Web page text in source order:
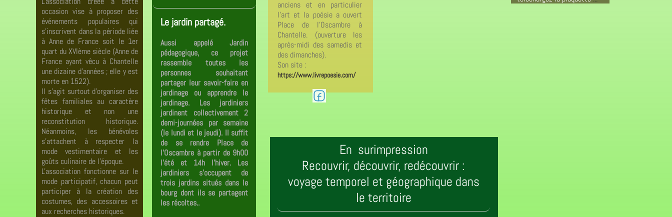
occasion vise à proposer des
événements populaires qui
s’inscrivent dans la période liée
à Anne de France soit le 1er
quart du XVIème siècle (Anne de
France ayant vêcu à Chantelle
une dizaine d'années ; elle y est
morte en 1522).
Il s'agit surtout d'organiser des
fêtes familiales au caractère
historique et non une
reconstitution historique.
Néanmoins, les bénévoles
s'attachent à respecter la
mode vestimentaire et les
goûts culinaire de l'époque.
L'association fonctionne sur le
mode participatif, chacun peut
participer à la création des
costumes, des accessoires et
aux recherches historiques.
anciens et en particulier
l'art et la poésie a ouvert
Place de l'Oscambre à
Chantelle. (ouverture les
après-midi des samedis et
des dimanches).
Son site :
https://www.livrepoesie.com/
Le jardin partagé.
Aussi appelé Jardin
pédagogique, ce projet
rassemble toutes les
personnes souhaitant
partager leur savoir-faire en
jardinage ou apprendre le
jardinage. Les jardiniers
jardinent collectivement 2
demi-journées par semaine
(le lundi et le jeudi). Il suffit
de se rendre Place de
l'Oscambre à partir de 9h00
l'été et 14h l'hiver. Les
jardiniers s'occupent de
trois jardins situés dans le
bourg dont ils se partagent
les récoltes..
En surimpression
Recouvrir, découvrir, redécouvrir :
voyage temporel et géographique dans
le territoire